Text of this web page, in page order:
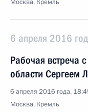
Москва, Кремль
6 апреля 2016
Рабочая встреча
области Сергеем
6 апреля 2016 года,
Москва, Кремль